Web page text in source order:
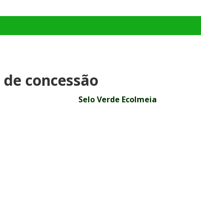
concessão
Selo Verde Ecolmeia